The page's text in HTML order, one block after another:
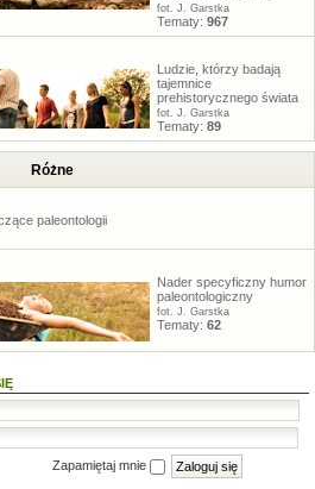
fot. J. Garstka
Tematy: 967
Ludzie, którzy badają
tajemnice
prehistorycznego świata
fot. J. Garstka
Tematy: 89
Różne
paleontologii
Nader specyficzny humor
paleontologiczny
fot. J. Garstka
Tematy: 62
Zapamiętaj mnie